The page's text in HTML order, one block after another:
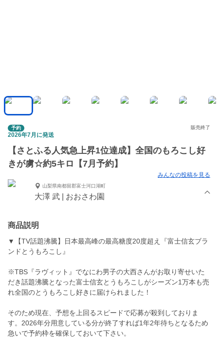
予約 販売終了
2026年7月に発送
【さとふる人気急上昇1位達成】全国のもろこし好
きが虜☆約5キロ【7月予約】
みんなの投稿を見る
山梨県南都留郡富士河口湖町
大澤 武 | おおさわ園
商品説明
▼【TV話題沸騰】日本最高峰の最高糖度20度超え『富士信玄ブラ
ンドとうもろこし』
※TBS『ラヴィット』でなにわ男子の大西さんがお取り寄せいた
だき話題沸騰となった富士信玄とうもろこしがシーズン1万本も売
れ全国のとうもろこし好きに届けられました！
そのため現在、予想を上回るスピードで応募が殺到しておりま
す。2026年分用意している分が終了すれば1年2年待ちとなるため
急いで予約枠を確保しておいて下さい。